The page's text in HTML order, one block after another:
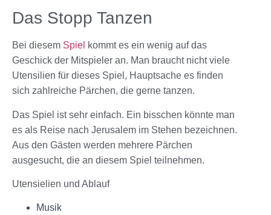
Das Stopp Tanzen
Bei diesem Spiel kommt es ein wenig auf das
Geschick der Mitspieler an. Man braucht nicht viele
Utensilien für dieses Spiel, Hauptsache es finden
sich zahlreiche Pärchen, die gerne tanzen.
Das Spiel ist sehr einfach. Ein bisschen könnte man
es als Reise nach Jerusalem im Stehen bezeichnen.
Aus den Gästen werden mehrere Pärchen
ausgesucht, die an diesem Spiel teilnehmen.
Utensielien und Ablauf
Musik